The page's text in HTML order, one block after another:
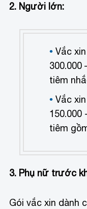
2. Người lớn:
Vắc
300.000
tiêm
Vắc
150.000
tiêm
3. Phụ nữ trước
Gói vắc xin dành